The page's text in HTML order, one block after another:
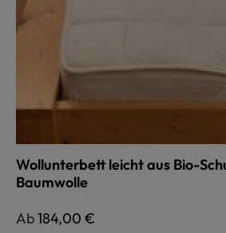
Wollunterbett leicht aus Bio-
Baumwolle
Regulärer Preis:
Ab184,00 €